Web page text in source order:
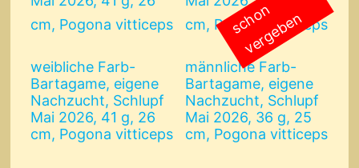
weibliche Farb-
Bartagame, eigene
Nachzucht, Schlupf
Mai 2026, 41 g, 26
cm, Pogona vitticeps
männliche Farb-
Bartagame, eigene
Nachzucht, Schlupf
Mai 2026, 36 g, 25
cm, Pogona vitticeps
s
c
h
o
n
v
e
r
g
e
b
e
n